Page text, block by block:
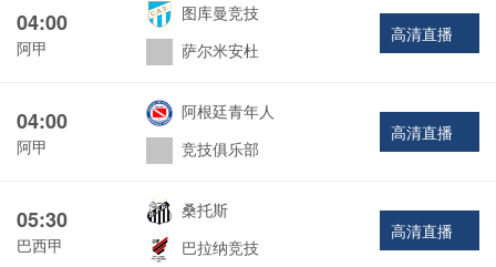
04:00
阿甲
图库曼竞技
萨尔米安杜
高清直播
04:00
阿甲
阿根廷青年人
竞技俱乐部
高清直播
05:30
巴西甲
桑托斯
巴拉纳竞技
高清直播